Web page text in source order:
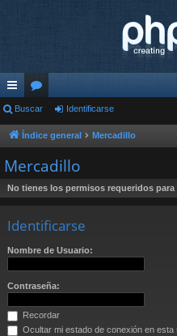
nl
ac
es
rá
do
s
or
os
Buscar Identificarse
Índice general Mercadillo
Mercadillo
No tienes los permisos requeridos
Identificarse
Nombre de Usuario:
Contraseña:
Recordar
Ocultar mi estado de conexión en esta